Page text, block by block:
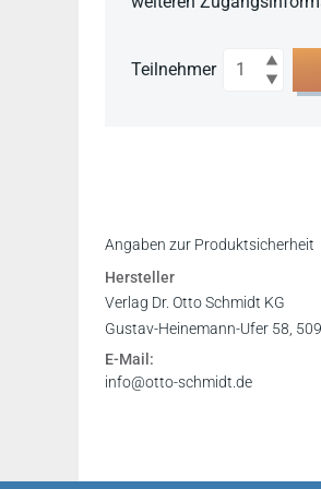
Teilnehmer
Anzahl
Angaben zur Produktsicherheit
Hersteller
Verlag Dr. Otto Schmidt KG
Gustav-Heinemann-Ufer 58,
E-Mail:
info@otto-schmidt.de